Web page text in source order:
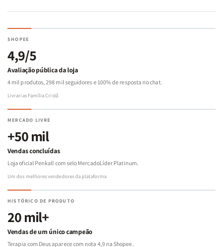
SHOPEE
4,9/5
Avaliação pública da loja
4 mil produtos, 298 mil seguidores e 100% de resposta no chat.
Livrarias Família Cristã
MERCADO LIVRE
+50 mil
Vendas concluídas
Loja oficial Penkall com selo MercadoLíder Platinum.
Um dos melhores vendedores da plataforma
HISTÓRICO DE PRODUTO
20 mil+
Vendas de um único campeão
Terapia com Deus aparece com nota 4,9 na Shopee.